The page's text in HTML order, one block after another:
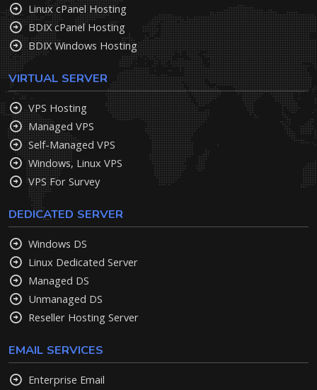
Linux cPanel Hosting
BDIX cPanel Hosting
BDIX Windows Hosting
VIRTUAL SERVER
VPS Hosting
Managed VPS
Self-Managed VPS
Windows, Linux VPS
VPS For Survey
DEDICATED SERVER
Windows DS
Linux Dedicated Server
Managed DS
Unmanaged DS
Reseller Hosting Server
EMAIL SERVICES
Enterprise Email